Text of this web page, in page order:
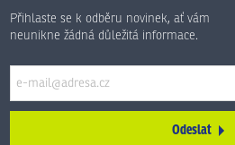
Přihlaste se k odběru novinek, ať vám
neunikne žádná důležitá informace.
Odeslat